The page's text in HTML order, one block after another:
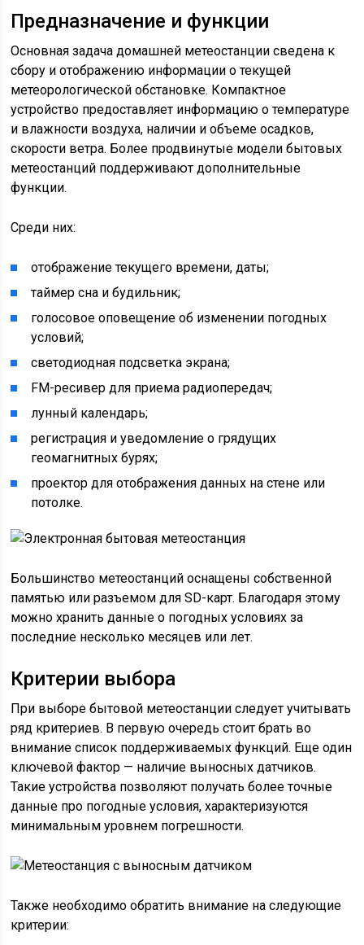
Предназначение и функции
Основная задача домашней метеостанции сведена к
сбору и отображению информации о текущей
метеорологической обстановке. Компактное
устройство предоставляет информацию о температуре
и влажности воздуха, наличии и объеме осадков,
скорости ветра. Более продвинутые модели бытовых
метеостанций поддерживают дополнительные
функции.
Среди них:
отображение текущего времени, даты;
таймер сна и будильник;
голосовое оповещение об изменении погодных
условий;
светодиодная подсветка экрана;
FM-ресивер для приема радиопередач;
лунный календарь;
регистрация и уведомление о грядущих
геомагнитных бурях;
проектор для отображения данных на стене или
потолке.
Большинство метеостанций оснащены собственной
памятью или разъемом для SD-карт. Благодаря этому
можно хранить данные о погодных условиях за
последние несколько месяцев или лет.
Критерии выбора
При выборе бытовой метеостанции следует учитывать
ряд критериев. В первую очередь стоит брать во
внимание список поддерживаемых функций. Еще один
ключевой фактор — наличие выносных датчиков.
Такие устройства позволяют получать более точные
данные про погодные условия, характеризуются
минимальным уровнем погрешности.
Также необходимо обратить внимание на следующие
критерии: